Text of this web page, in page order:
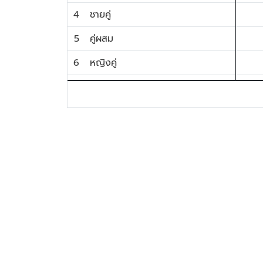
4
ชายคู่
5
คู่ผสม
6
หญิงคู่